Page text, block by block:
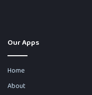
Our Apps
Home
About